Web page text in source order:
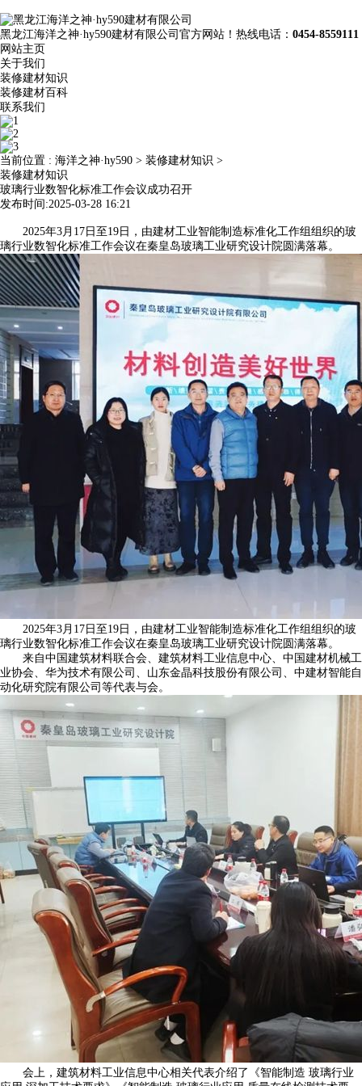
黑龙江海洋之神·hy590建材有限公司官方网站！热线电话： 0454-8559111
网站主页
关于我们
装修建材知识
装修建材百科
联系我们
当前位置 : 海洋之神·hy590 > 装修建材知识 >
装修建材知识
玻璃行业数智化标准工作会议成功召开
发布时间:2025-03-28 16:21
2025年3月17日至19日，由建材工业智能制造标准化工作组组织的玻
璃行业数智化标准工作会议在秦皇岛玻璃工业研究设计院圆满落幕。
2025年3月17日至19日，由建材工业智能制造标准化工作组组织的玻
璃行业数智化标准工作会议在秦皇岛玻璃工业研究设计院圆满落幕。
来自中国建筑材料联合会、建筑材料工业信息中心、中国建材机械工
业协会、华为技术有限公司、山东金晶科技股份有限公司、中建材智能自
动化研究院有限公司等代表与会。
会上，建筑材料工业信息中心相关代表介绍了《智能制造 玻璃行业